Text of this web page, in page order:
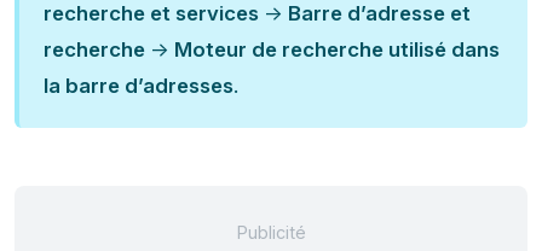
recherche et services -> Barre d’adresse et
recherche -> Moteur de recherche utilisé dans
la barre d’adresses.